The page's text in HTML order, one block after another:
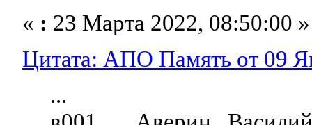
« : 23 Марта 2022, 08:50:00 »
Цитата: АПО Память от 09
...